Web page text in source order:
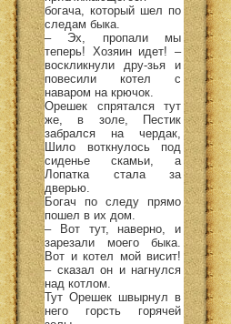
богача, который шел по
следам быка.
– Эх, пропали мы
теперь! Хозяин идет! –
воскликнули дру-зья и
повесили котел с
наваром на крючок.
Орешек спрятался тут
же, в золе, Пестик
забрался на чердак,
Шило воткнулось под
сиденье скамьи, а
Лопатка стала за
дверью.
Богач по следу прямо
пошел в их дом.
– Вот тут, наверно, и
зарезали моего быка.
Вот и котел мой висит!
– сказал он и нагнулся
над котлом.
Тут Орешек швырнул в
него горсть горячей